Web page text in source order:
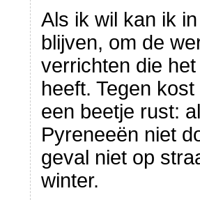
Als ik wil kan ik
blijven, om de
verrichten die
heeft. Tegen
een beetje rust:
Pyreneeën niet
geval niet op
winter.